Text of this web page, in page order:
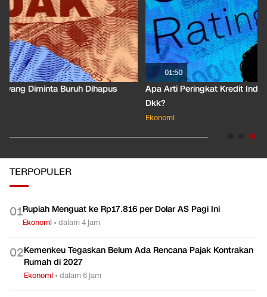
01:50
Apa Arti Peringkat Kredit Indonesia yang Dirilis S&P Global
TERPOPULER
01Rupiah Menguat ke Rp17.816 per Dolar AS Pagi Ini
Ekonomi •dalam 4 jam
02Kemenkeu Tegaskan Belum Ada Rencana Pajak Kontrakan
Rumah di 2027
Ekonomi •dalam 6 jam